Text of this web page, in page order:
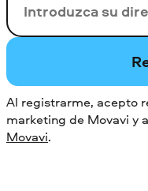
Su correo
Al registrarme, acepto
marketing de Movavi y
Movavi.